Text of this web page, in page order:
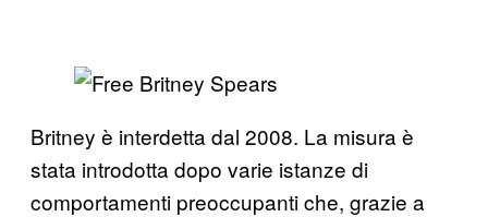
Britney è interdetta dal 2008. La misura è
stata introdotta dopo varie istanze di
comportamenti preoccupanti che, grazie a